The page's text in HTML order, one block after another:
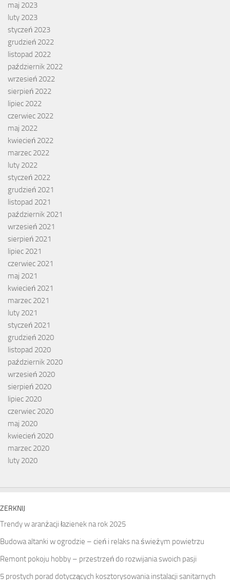
maj 2023
luty 2023
styczeń 2023
grudzień 2022
listopad 2022
październik 2022
wrzesień 2022
sierpień 2022
lipiec 2022
czerwiec 2022
maj 2022
kwiecień 2022
marzec 2022
luty 2022
styczeń 2022
grudzień 2021
listopad 2021
październik 2021
wrzesień 2021
sierpień 2021
lipiec 2021
czerwiec 2021
maj 2021
kwiecień 2021
marzec 2021
luty 2021
styczeń 2021
grudzień 2020
listopad 2020
październik 2020
wrzesień 2020
sierpień 2020
lipiec 2020
czerwiec 2020
maj 2020
kwiecień 2020
marzec 2020
luty 2020
ZERKNIJ
Trendy w aranżacji łazienek na rok 2025
Budowa altanki w ogrodzie – cień i relaks na świeżym powietrzu
Remont pokoju hobby – przestrzeń do rozwijania swoich pasji
5 prostych porad dotyczących kosztorysowania instalacji sanitarnych